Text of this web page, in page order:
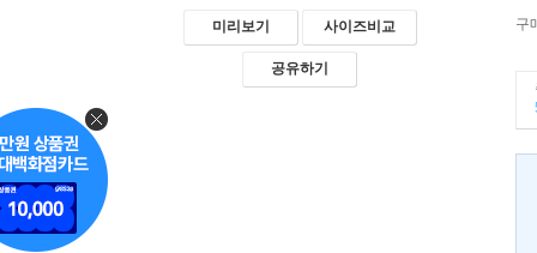
미리보기 사이즈비교
공유하기
구